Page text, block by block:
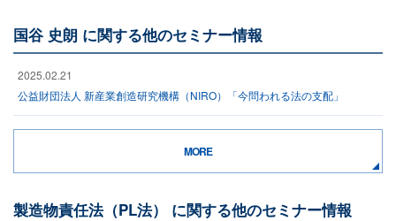
国谷 史朗 に関する他のセミナー情報
2025.02.21
公益財団法人 新産業創造研究機構（NIRO）「今問われる法の支配」
MORE
製造物責任法（PL法） に関する他のセミナー情報